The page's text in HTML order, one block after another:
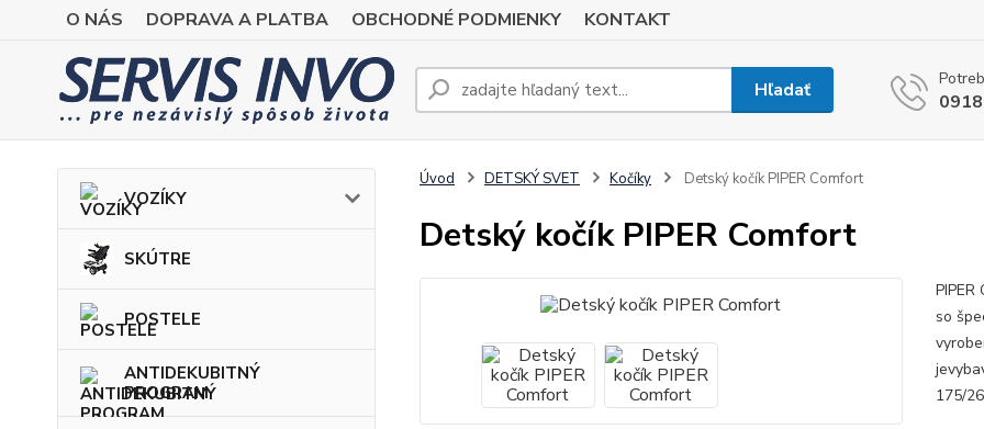
O NÁS DOPRAVA A PLATBA OBCHODNÉ PODMIENKY KONTAKT
Hľadať
VOZÍKY
SKÚTRE
POSTELE
ANTIDEKUBITNÝ
PROGRAM
Úvod DETSKÝ SVET Kočíky Detský kočík PIPER Comfort
Detský kočík PIPER Comfort
so
175/